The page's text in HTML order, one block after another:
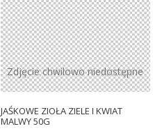
Zdjęcie chwilowo niedostępne
JAŚKOWE ZIOŁA ZIELE I KWIAT
MALWY 50G